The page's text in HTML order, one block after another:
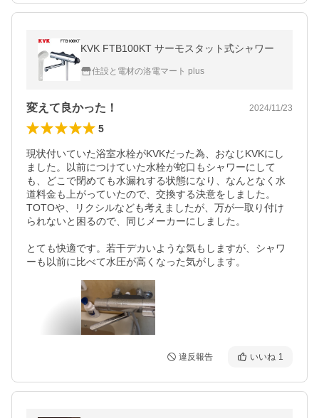
KVK FTB100KT サーモスタット式シャワー
住設と電材の洛電マート plus
変えて良かった！ 2024/11/23
5
現状付いていた浴室水栓がKVKだった為、おなじKVKにし
ました。以前につけていた水栓が蛇口もシャワーにして
も、どこで閉めても水漏れする状態になり、なんとなく水
道料金も上がっていたので、交換する決意をしました。
TOTOや、リクシルなども考えましたが、万が一取り付け
られないと困るので、同じメーカーにしました。
とても快適です。若干デカいような気もしますが、シャワ
ーも以前に比べて水圧が高くなった気がします。
違反報告 いいね 1